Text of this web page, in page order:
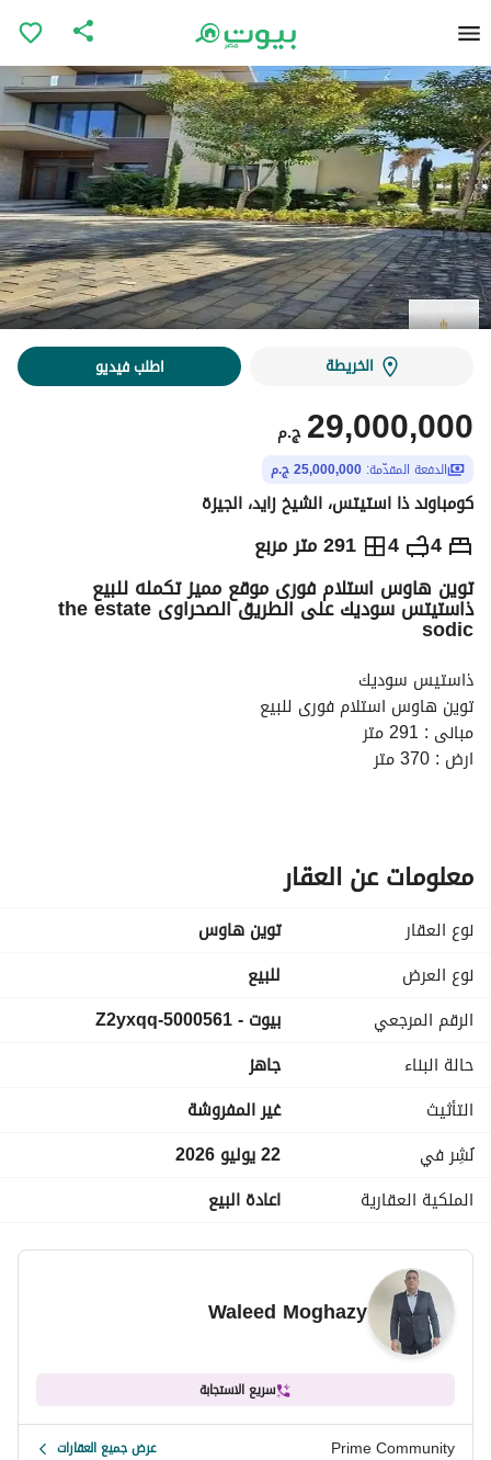
الخريطة اطلب فيديو
ج.م 29,000,000
الدفعة المقدّمة: 25,000,000 ج.م
كومباوند ذا استيتس، الشيخ زايد، الجيزة
4
4 291 متر مربع ج.م 29,000,000
التفاصيل الاتجاهات والمؤشرات رهن عقاري
توين هاوس استلام فورى موقع مميز تكمله للبيع
ذاستيتس سوديك على الطريق الصحراوى the estate
sodic
ذاستيس سوديك
توين هاوس استلام فورى للبيع
مبانى : 291 متر
ارض : 370 متر
توتال سعر الوحده 29.000. 000 جنيه
اقساط حتي 2029
لمزيد من التفاصيل عرض معلومات الاتصال
الموقع:
علي طريق اسكندريه الصحراوي
دقائق من طريق الضبعه
3 دقائق من مطار سفنكس
5 دقائق ميدان جهينه
----------
لاند سكيب
ملاعب للتنس .
تراك
جيم
مول تجاري
معلومات عن العقار
نوع العقار
توين هاوس
نوع العرض
للبيع
الرقم المرجعي
بيوت - 5000561-Z2yxqq
حالة البناء
جاهز
التأثيث
غير المفروشة
نُشِر في
22 يوليو 2026
الملكية العقارية
اعادة البيع
Waleed Moghazy
سريع الاستجابة
Prime Community عرض جميع العقارات